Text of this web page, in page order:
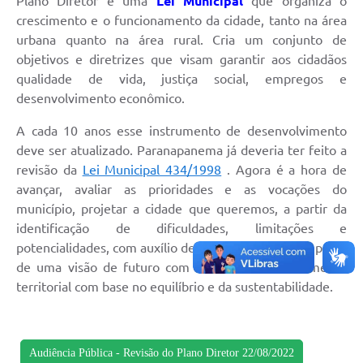
Carta de Serviços
Galeria de Fotos
Serviços Online
Diário Oficial
Secretarias
A Nossa Cidade
crescimento e o funcionamento da cidade, tanto na área
urbana quanto na área rural. Cria um conjunto de
objetivos e diretrizes que visam garantir aos cidadãos
qualidade de vida, justiça social, empregos e
desenvolvimento econômico.
A cada 10 anos esse instrumento de desenvolvimento
deve ser atualizado. Paranapanema já deveria ter feito a
revisão da Lei Municipal 434/1998 . Agora é a hora de
avançar, avaliar as prioridades e as vocações do
município, projetar a cidade que queremos, a partir da
identificação de dificuldades, limitações e
potencialidades, com auxílio de toda comunidade, a partir
de uma visão de futuro com foco no desenvolvimento
territorial com base no equilíbrio e da sustentabilidade.
Audiência Pública - Revisão do Plano Diretor 22/08/2022